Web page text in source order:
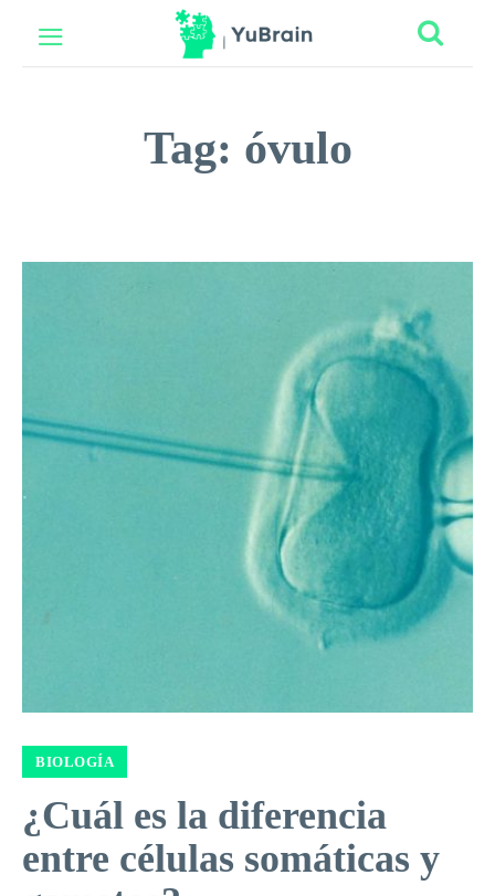
Tag: óvulo
BIOLOGÍA
¿Cuál es la diferencia
entre células somáticas y